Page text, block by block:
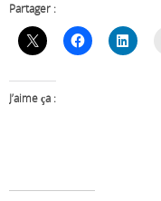
Partager :
J’aime ça :